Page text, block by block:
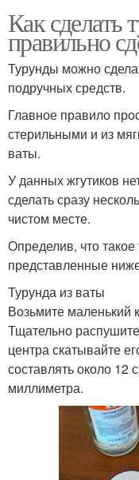
Как сделать
правильно
Турунды можно
подручных средств.
Главное правило
стерильными и из
ваты.
У данных жгутиков
сделать сразу
чистом месте.
Определив, что
представленные
Турунда из ваты
Возьмите маленький
Тщательно
центра скатывайте
составлять около 12
миллиметра.